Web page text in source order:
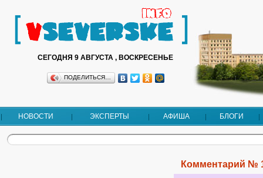
СЕГОДНЯ 9 АВГУСТА , ВОСКРЕСЕНЬЕ
ПОДЕЛИТЬСЯ…
НОВОСТИ ЭКСПЕРТЫ АФИША БЛОГИ
Комментарий №